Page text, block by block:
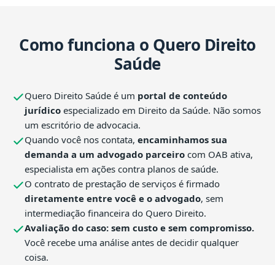
Como funciona o Quero Direito
Saúde
Quero Direito Saúde é um portal de conteúdo
jurídico especializado em Direito da Saúde. Não somos
um escritório de advocacia.
Quando você nos contata, encaminhamos sua
demanda a um advogado parceiro com OAB ativa,
especialista em ações contra planos de saúde.
O contrato de prestação de serviços é firmado
diretamente entre você e o advogado, sem
intermediação financeira do Quero Direito.
Avaliação do caso: sem custo e sem compromisso.
Você recebe uma análise antes de decidir qualquer
coisa.